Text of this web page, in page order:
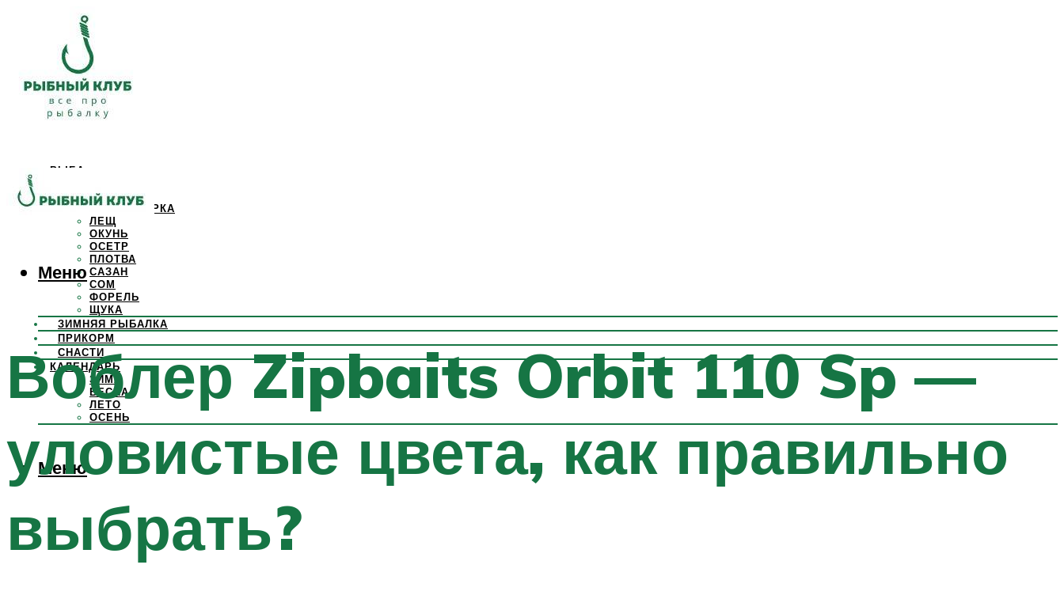
РЫБА
КАРП
КРАСНОПЕРКА
ЛЕЩ
ОКУНЬ
ОСЕТР
ПЛОТВА
САЗАН
СОМ
ФОРЕЛЬ
ЩУКА
ЗИМНЯЯ РЫБАЛКА
ПРИКОРМ
СНАСТИ
КАЛЕНДАРЬ
ЗИМА
ВЕСНА
ЛЕТО
ОСЕНЬ
Меню
Меню
Воблер Zipbaits Orbit 110 Sp —
уловистые цвета, как правильно
выбрать?